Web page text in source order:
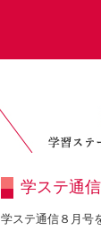
学ステ通
学ステ通信８月号